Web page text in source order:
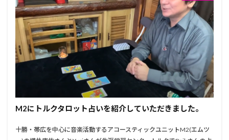
M2にトルクタロット占いを紹介していただきました。
十勝・帯広を中心に音楽活動するアコースティックユニットM2(エムツ